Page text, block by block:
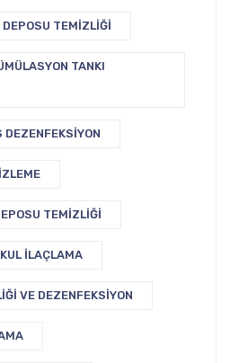
TEMIZLIĞI
TANKI
DEZENFEKSIYON
TEMIZLIĞI
İLAÇLAMA
VE DEZENFEKSIYON